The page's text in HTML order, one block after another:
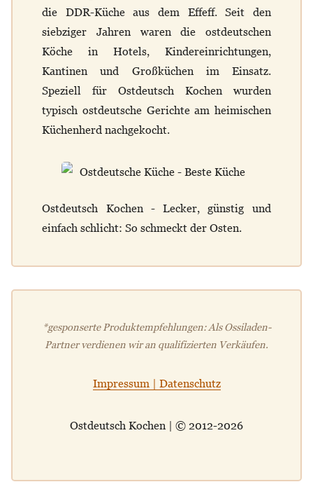
die DDR-Küche aus dem Effeff. Seit den
siebziger Jahren waren die ostdeutschen
Köche in Hotels, Kindereinrichtungen,
Kantinen und Großküchen im Einsatz.
Speziell für Ostdeutsch Kochen wurden
typisch ostdeutsche Gerichte am heimischen
Küchenherd nachgekocht.
Ostdeutsch Kochen - Lecker, günstig und
einfach schlicht: So schmeckt der Osten.
*gesponserte Produktempfehlungen: Als Ossiladen-
Partner verdienen wir an qualifizierten Verkäufen.
Impressum | Datenschutz
Ostdeutsch Kochen | © 2012-2026